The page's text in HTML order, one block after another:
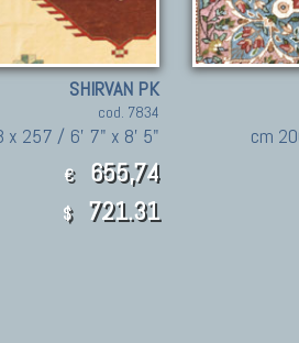
SHIRVAN PK
cod. 7834
x 257 / 6' 7" x 8' 5"
€ 655,74
$ 721.31
cm